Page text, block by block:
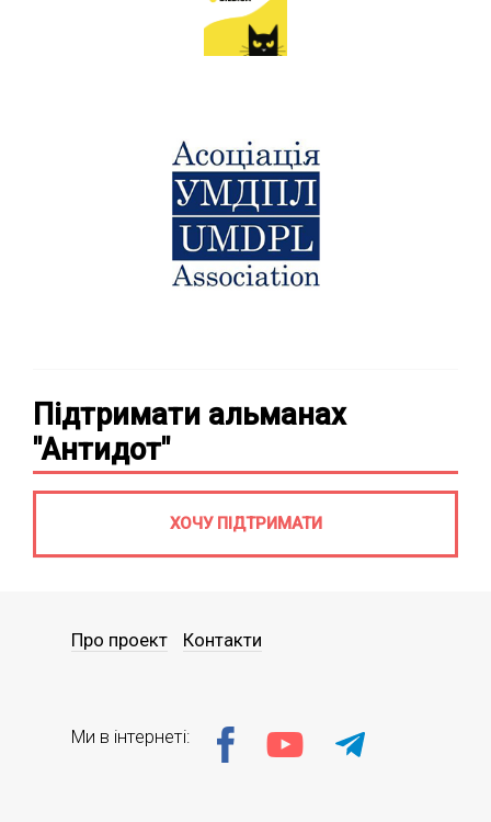
Підтримати альманах
"Антидот"
ХОЧУ ПІДТРИМАТИ
Про проект Контакти
Ми в інтернеті: